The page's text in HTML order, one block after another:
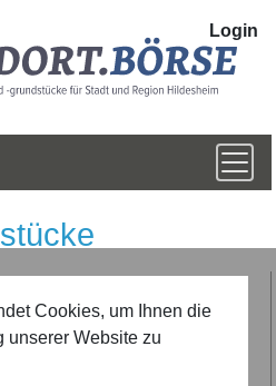
Login
Cookies, um Ihnen die
unserer Website zu